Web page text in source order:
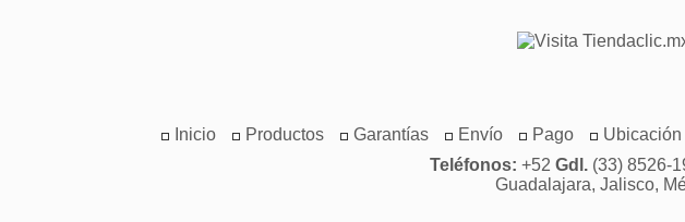
Inicio Productos Garantías Envío Pago Ubicación
Teléfonos: +52 Gdl.(33) 8526-
Guadalajara, Jalisco,